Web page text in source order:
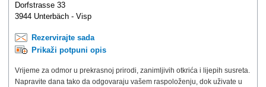
Dorfstrasse 33
3944 Unterbäch - Visp
Rezervirajte sada
Prikaži potpuni opis
Vrijeme za odmor u prekrasnoj prirodi, zanimljivih otkrića i lijepih susreta.
Napravite dana tako da odgovaraju vašem raspoloženju, dok uživate u